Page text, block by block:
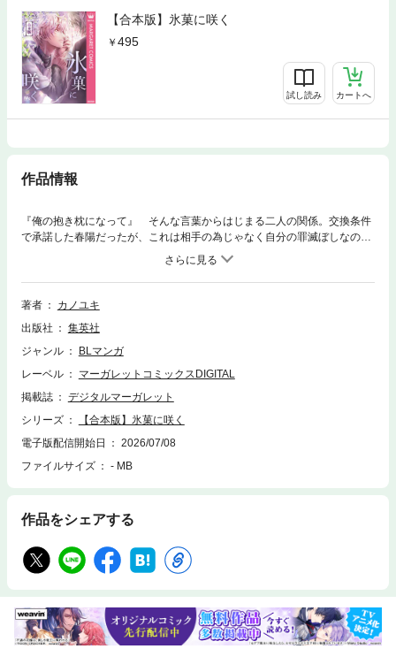
【合本版】氷菓に咲く
495
試し読み カートへ
作品情報
『俺の抱き枕になって』 そんな言葉からはじまる二人の関係。交換条件
で承諾した春陽だったが、これは相手の為じゃなく自分の罪滅ぼしなので
はないかと悩み始めるが後悔したくない気持ちが勝り――。……切なくも
甘酸っぱいラブストーリー。※「氷菓に咲く」1～3巻をまとめて収録した
ものです。重複購入にご注意ください。
著者
カノユキ
出版社
集英社
ジャンル
BLマンガ
レーベル
マーガレットコミックスDIGITAL
掲載誌
デジタルマーガレット
シリーズ
【合本版】氷菓に咲く
電子版配信開始日
2026/07/08
ファイルサイズ
- MB
作品をシェアする